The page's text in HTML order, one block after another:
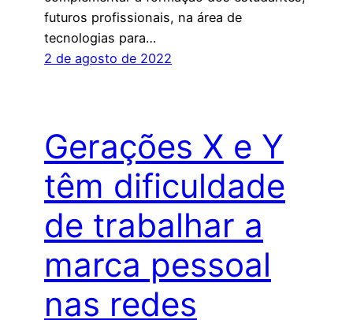
futuros profissionais, na área de
tecnologias para…
2 de agosto de 2022
Gerações X e Y
têm dificuldade
de trabalhar a
marca pessoal
nas redes